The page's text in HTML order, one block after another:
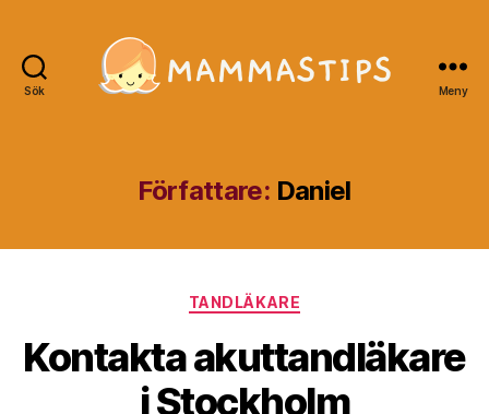
Sök Meny
Författare: Daniel
Kategorier
TANDLÄKARE
Kontakta akuttandläkare
i Stockholm